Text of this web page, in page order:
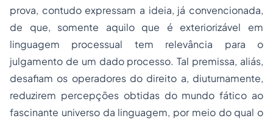
prova, contudo expressam a ideia, já convencionada,
de que, somente aquilo que é exteriorizável em
linguagem processual tem relevância para o
julgamento de um dado processo. Tal premissa, aliás,
desafiam os operadores do direito a, diuturnamente,
reduzirem percepções obtidas do mundo fático ao
fascinante universo da linguagem, por meio do qual o